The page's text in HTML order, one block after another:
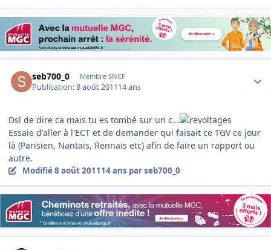
seb700_0 Membre SNCF
Publication:8 août 201114 ans
Dsl de dire ca mais tu es tombé sur un c...
Essaie d'aller à l'ECT et de demander qui faisait ce TGV ce jour
là (Parisien, Nantais, Rennais etc) afin de faire un rapport ou
autre.
Modifié8 août 201114 ans par seb700_0